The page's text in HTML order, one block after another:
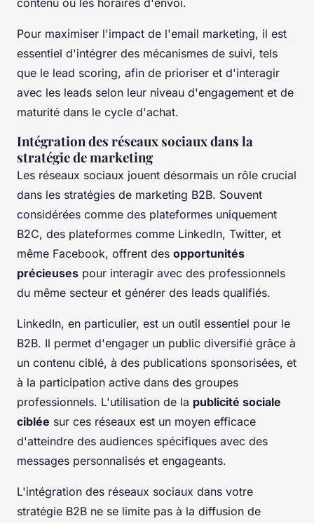
contenu ou les horaires d'envoi.
Pour maximiser l'impact de l'email marketing, il est
essentiel d'intégrer des mécanismes de suivi, tels
que le lead scoring, afin de prioriser et d'interagir
avec les leads selon leur niveau d'engagement et de
maturité dans le cycle d'achat.
Intégration des réseaux sociaux dans la
stratégie de marketing
Les réseaux sociaux jouent désormais un rôle crucial
dans les stratégies de marketing B2B. Souvent
considérées comme des plateformes uniquement
B2C, des plateformes comme LinkedIn, Twitter, et
même Facebook, offrent des opportunités
précieuses pour interagir avec des professionnels
du même secteur et générer des leads qualifiés.
LinkedIn, en particulier, est un outil essentiel pour le
B2B. Il permet d'engager un public diversifié grâce à
un contenu ciblé, à des publications sponsorisées, et
à la participation active dans des groupes
professionnels. L'utilisation de la publicité sociale
ciblée sur ces réseaux est un moyen efficace
d'atteindre des audiences spécifiques avec des
messages personnalisés et engageants.
L'intégration des réseaux sociaux dans votre
stratégie B2B ne se limite pas à la diffusion de